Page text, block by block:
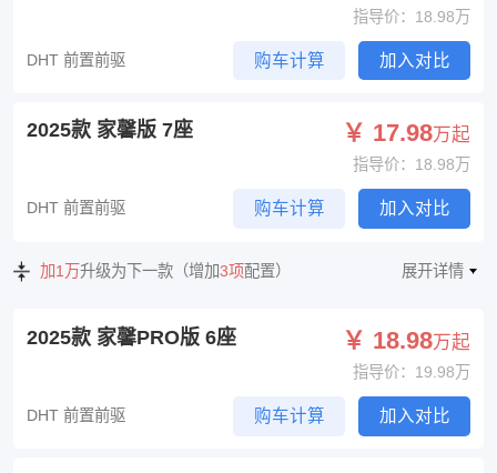
指导价：18.98万
DHT 前置前驱 购车计算 加入对比
2025款 家馨版 7座 ￥ 17.98万起
指导价：18.98万
DHT 前置前驱 购车计算 加入对比
加1万升级为下一款（增加3项配置） 展开详情
2025款 家馨PRO版 6座 ￥ 18.98万起
指导价：19.98万
DHT 前置前驱 购车计算 加入对比